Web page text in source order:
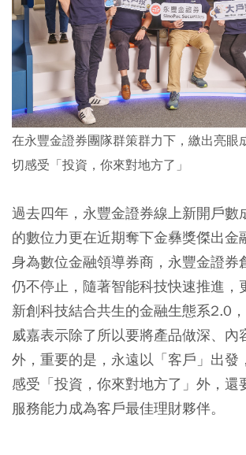
在永豐金證券團隊群策群力下，繳出亮眼
切感受「投資，你來對地方了」
過去四年，永豐金證券線上新開戶數
的數位力更在近期奪下金彝獎傑出金
身為數位金融領導券商，永豐金證券
仍不停止，隨著智能科技快速推進，
新創科技結合共生的金融生態系2.0
威嘉表示除了所以要將產品做深、內
外，重要的是，永遠以「客戶」出發
感受「投資，你來對地方了」外，還
服務能力成為客戶最佳理財夥伴。